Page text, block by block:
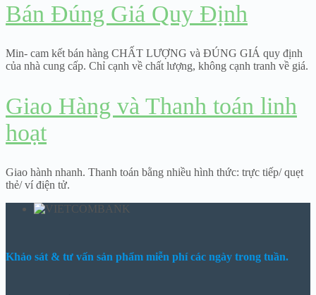
Bán Đúng Giá Quy Định
Min- cam kết bán hàng CHẤT LƯỢNG và ĐÚNG GIÁ quy định
của nhà cung cấp. Chỉ cạnh về chất lượng, không cạnh tranh về giá.
Giao Hàng và Thanh toán linh
hoạt
Giao hành nhanh. Thanh toán bằng nhiều hình thức: trực tiếp/ quẹt
thẻ/ ví điện tử.
Khảo sát & tư vấn sản phẩm miễn phí các ngày trong tuần.